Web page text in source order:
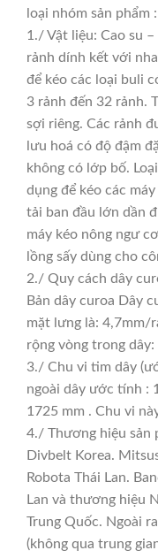
loại nhóm sản phẩm
1./ Vật liệu: Cao su
rảnh dính kết với
để kéo các loại buli
3 rảnh đến 32 rảnh.
sợi riêng. Các rảnh
lưu hoá có độ đậm
không có lớp bố.
dụng để kéo các
tải ban đầu lớn dần
máy kéo nông ngư
lồng sấy dùng cho
2./ Quy cách dây
Bản dây curoa Dây
mặt lưng là: 4,7mm/
rộng vòng trong
3./ Chu vi tim dây
ngoài dây ước tính :
1725 mm . Chu vi
4./ Thương hiệu sản
Divbelt Korea.
Robota Thái Lan.
Lan và thương hiệu
Trung Quốc. Ngoài
(không qua trung